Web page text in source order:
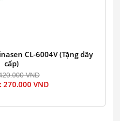
CL-6004V (Tặng dây
cấp)
VND
270.000 VND